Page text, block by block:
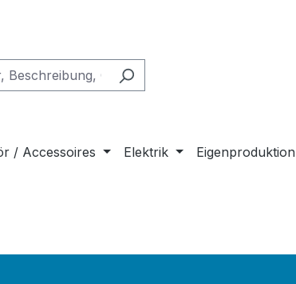
/ Accessoires Elektrik Eigenproduktion